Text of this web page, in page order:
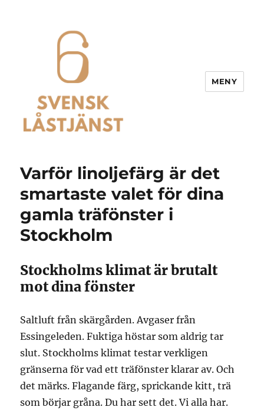
MENY
Varför linoljefärg är det
smartaste valet för dina
gamla träfönster i
Stockholm
Stockholms klimat är brutalt
mot dina fönster
Saltluft från skärgården. Avgaser från
Essingeleden. Fuktiga höstar som aldrig tar
slut. Stockholms klimat testar verkligen
gränserna för vad ett träfönster klarar av. Och
det märks. Flagande färg, sprickande kitt, trä
som börjar gråna. Du har sett det. Vi alla har.